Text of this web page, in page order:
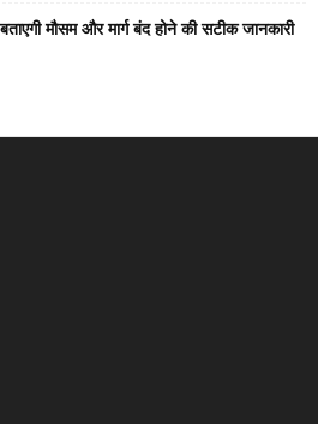
मौसम और मार्ग बंद होने की सटीक जानकारी